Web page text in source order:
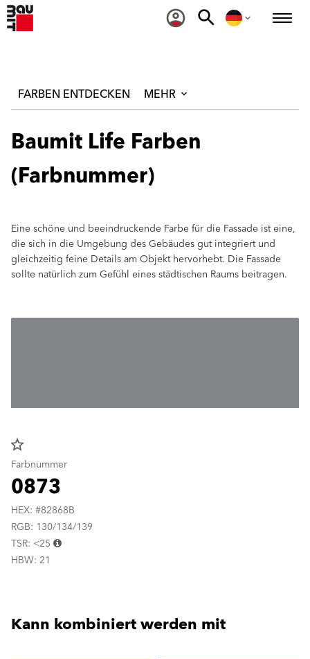
FARBEN ENTDECKEN MEHR
Baumit Life Farben
(Farbnummer)
Eine schöne und beeindruckende Farbe für die Fassade ist eine,
die sich in die Umgebung des Gebäudes gut integriert und
gleichzeitig feine Details am Objekt hervorhebt. Die Fassade
sollte natürlich zum Gefühl eines städtischen Raums beitragen.
star_border
Farbnummer
0873
HEX: #82868B
RGB: 130/134/139
TSR: <25
HBW: 21
Kann kombiniert werden mit